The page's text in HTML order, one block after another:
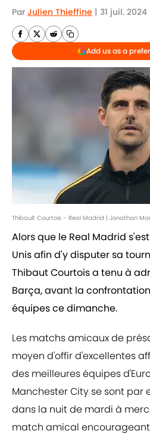
Par Julien Thieffine | 31 juil. 2024
Add us as a
Thibault Courtois - Real Madrid | Jonathan
Alors que le Real Madrid
Unis afin d'y disputer sa
Thibaut Courtois a tenu à
Barça, avant la
équipes ce dimanche.
Les matchs amicaux de
moyen d'offir d'excellentes
des meilleures équipes
Manchester City se sont par
dans la nuit de mardi à
match amical